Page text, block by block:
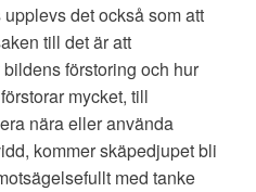
det också som att
till det är att
förstoring och hur
mycket, till
nära eller använda
kommer skäpedjupet bli
med tanke